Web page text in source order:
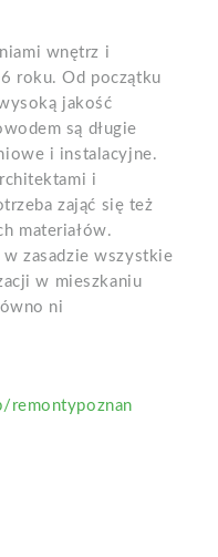
wnętrz i
roku. Od początku
jakość
są długie
i instalacyjne.
i
zająć się też
materiałów.
zasadzie wszystkie
w mieszkaniu
ni
remontypoznan